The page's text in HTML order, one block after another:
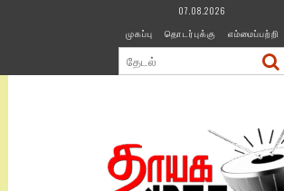
07.08.2026
முகப்பு
தொடர்புக்கு எம்மைப்பற்றி